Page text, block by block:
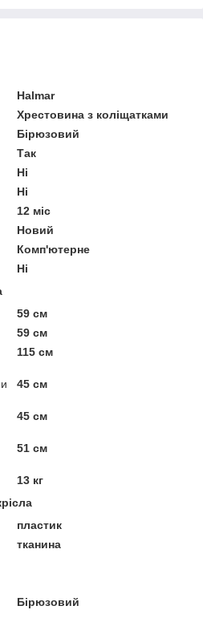
Halmar
Хрестовина з коліщатками
Бірюзовий
Так
Ні
Ні
12 міс
Новий
Комп'ютерне
Ні
59 см
59 см
115 см
45 см
45 см
51 см
13 кг
пластик
тканина
Бірюзовий